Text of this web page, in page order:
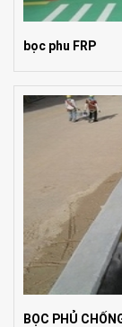
bọc phu FRP
BỌC PHỦ